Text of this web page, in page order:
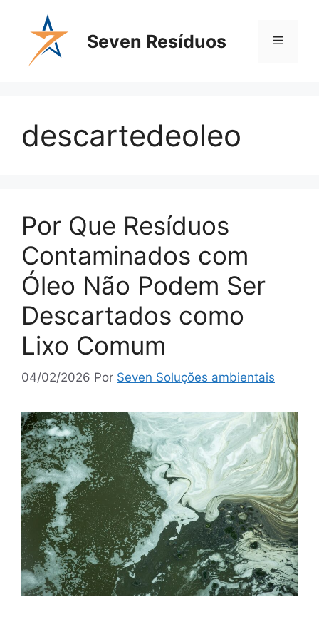
Seven Resíduos
descartedeoleo
Por Que Resíduos
Contaminados com
Óleo Não Podem Ser
Descartados como
Lixo Comum
04/02/2026 Por Seven Soluções ambientais